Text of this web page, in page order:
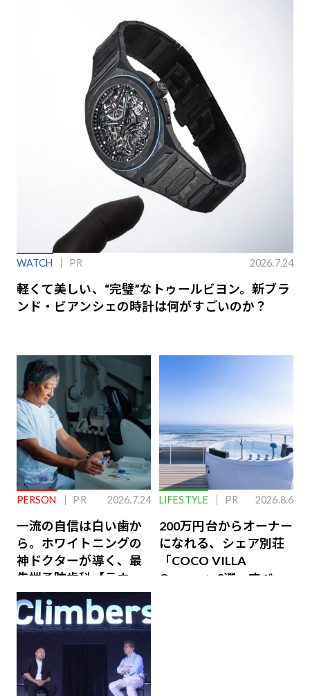
WATCH PR 2026.7.24
軽くて美しい、“完璧”なトゥールビヨン。新ブラ
ンド・ビアンシェの時計は何がすごいのか？
PERSON PR 2026.7.24
一流の自信は白い歯か
ら。ホワイトニングの
神ドクターが導く、最
先端予防歯科【ラウン
ジ会員特典あり】
LIFESTYLE PR 2026.8.6
200万円台からオーナー
になれる、シェア別荘
「COCO VILLA
Owners」3選。すべて